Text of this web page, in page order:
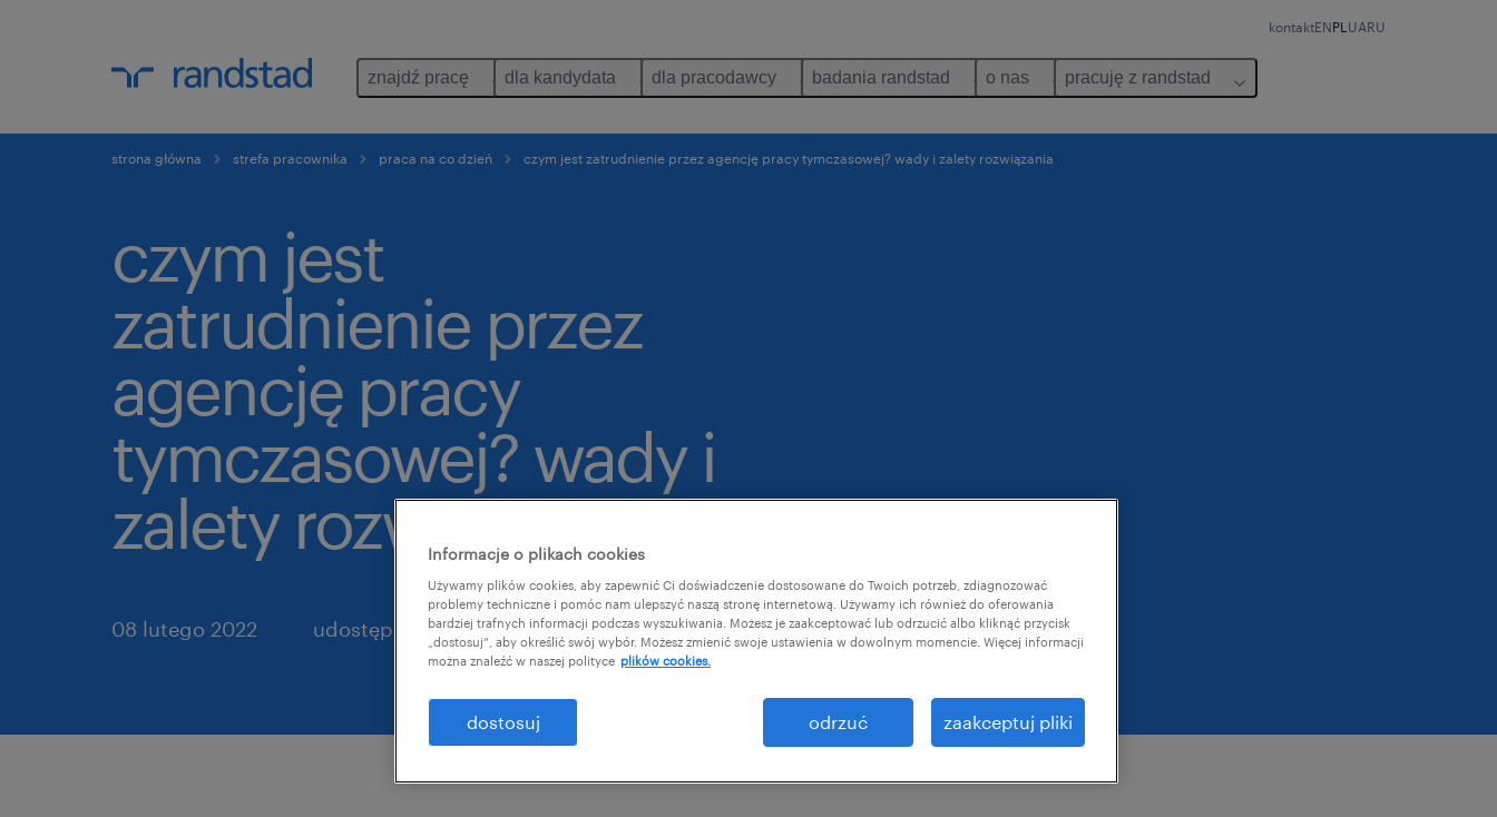
kontaktENPL UARU
znajdź pracę dla kandydata dla pracodawcy badania randstad o nas pracuję z randstad
strona główna strefa pracownika praca na co dzień czym jest zatrudnienie przez agencję pracy tymczasowej? wady i zalety rozwiązania
czym jest
zatrudnienie przez
agencję pracy
tymczasowej? wady i
zalety rozwiązania
08 lutego 2022 udostępnij artykuł:
Informacje o plikach cookies
Używamy plików cookies, aby zapewnić Ci doświadczenie dostosowane do Twoich potrzeb, zdiagnozować
problemy techniczne i pomóc nam ulepszyć naszą stronę internetową. Używamy ich również do oferowania
bardziej trafnych informacji podczas wyszukiwania. Możesz je zaakceptować lub odrzucić albo kliknąć przycisk
„dostosuj”, aby określić swój wybór. Możesz zmienić swoje ustawienia w dowolnym momencie. Więcej informacji
można znaleźć w naszej polityce plików cookies.
dostosuj odrzuć zaakceptuj pliki